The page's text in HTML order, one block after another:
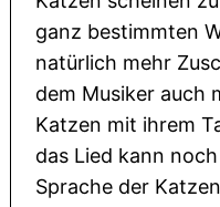
ganz bestimmten
natürlich mehr
dem Musiker auch
Katzen mit ihrem
das Lied kann
Sprache der